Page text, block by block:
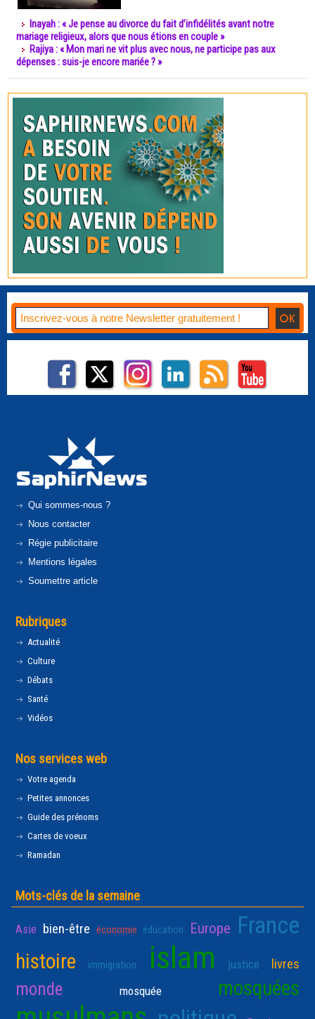
Inayah : « Je pense au divorce du fait d’infidélités avant notre
mariage religieux, alors que nous étions en couple »
Rajiya : « Mon mari ne vit plus avec nous, ne participe pas aux
dépenses : suis-je encore mariée ? »
Qui sommes-nous ?
Nous contacter
Régie publicitaire
Mentions légales
Soumettre article
Rubriques
Actualité
Culture
Débats
Santé
Vidéos
Nos services web
Votre agenda
Petites annonces
Guide des prénoms
Cartes de voeux
Ramadan
Mots-clés de la semaine
Asie bien-être économie éducation Europe France
histoire immigration islam justice livres
monde mosquée mosquées